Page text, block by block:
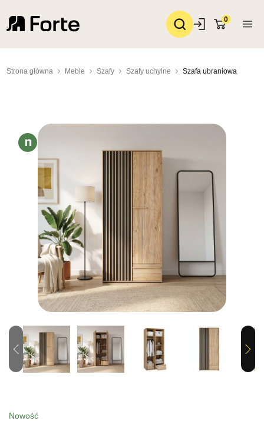
0
Strona główna Meble Szafy Szafy uchylne Szafa ubraniowa
Previous Next
Nowość